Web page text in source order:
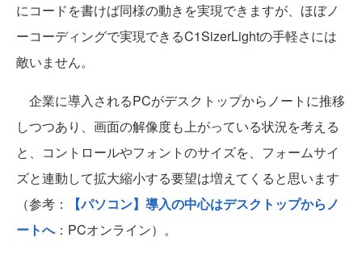
にコードを書けば同様の動きを実現できますが、ほぼノ
ーコーディングで実現できるC1SizerLightの手軽さには
敵いません。
企業に導入されるPCがデスクトップからノートに推移
しつつあり、画面の解像度も上がっている状況を考える
と、コントロールやフォントのサイズを、フォームサイ
ズと連動して拡大縮小する要望は増えてくると思います
（参考：
【パソコン】導入の中心はデスクトップからノ
ートへ：PCオンライン）。